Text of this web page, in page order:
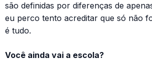
são definidas por diferenças de
eu perco tento acreditar que só não
é tudo.
Você ainda vai a escola?